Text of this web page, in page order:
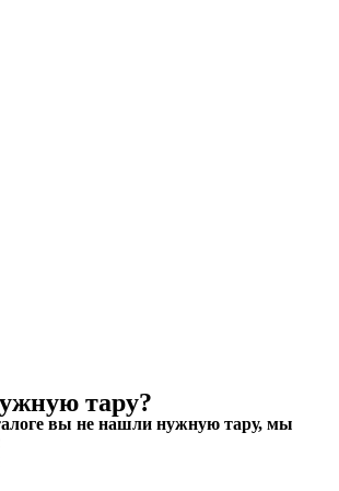
тару?
вы не нашли нужную тару, мы